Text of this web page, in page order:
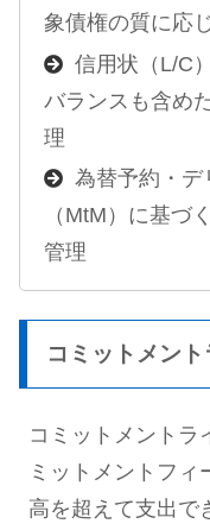
象債権の質に応
信用状（L/C
バランスも含め
理
為替予約・デ
（MtM）に基づ
管理
コミットメン
コミットメントラ
ミットメントフ
高を超えて支出で